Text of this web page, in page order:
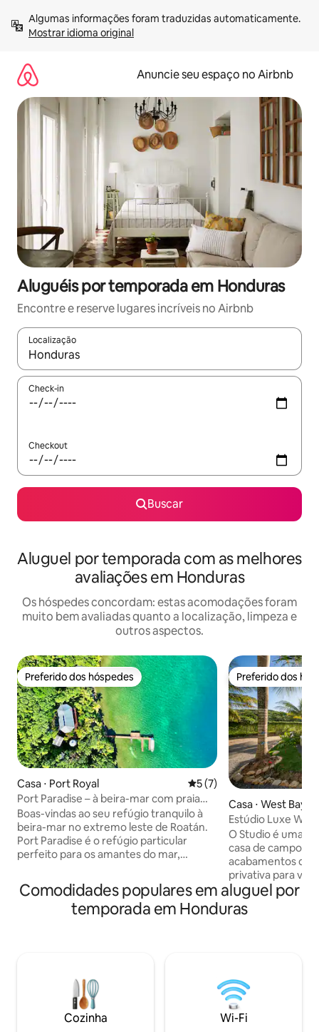
para
Mostrar idioma original
Anuncie seu espaço no Airbnb
Aluguéis por temporada em Honduras
Encontre e reserve lugares incríveis no Airbnb
Localização
Quando os resultados estiverem disponíveis, explore-os
Check-in
Checkout
Buscar
Aluguel por temporada com as melhores
avaliações em Honduras
Os hóspedes concordam: estas acomodações foram
muito bem avaliadas quanto a localização, limpeza e
outros aspectos.
Preferido dos hóspedes
Preferido dos hóspedes
Casa ⋅ Port Royal 5 de uma avaliação média
5 (7)
Port Paradise – à beira-mar com praia
privativa e doca
Boas-vindas ao seu refúgio tranquilo à
beira-mar no extremo leste de Roatán.
Port Paradise é o refúgio particular
perfeito para os amantes do mar,
autônomo e snorkel de alto nível na Cow
& Calf, onde você poderá nadar em meio
a um vibrante caleidoscópio de peixes e
locais personalizadas para uma aventura
inesquecível na ilha. ⭑Entre em contato
conosco para obter descontos sazonais⭑
Preferido dos
Preferido dos
Casa ⋅ West Bay
Estúdio Luxe
piscina privativa -
O Studio é uma
casa de campo
acabamentos de
privativa para
não estiver na
dispõe de uma
confortável,
de 3-4 minutos
praia de West
área com praia
Desfrute de fácil
Comodidades populares em aluguel por
temporada em Honduras
Cozinha Wi-Fi